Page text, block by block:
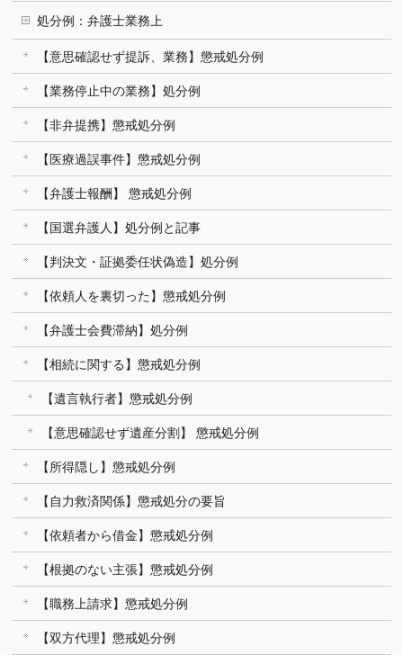
処分例：弁護士業務上
【意思確認せず提訴、業務】懲戒処分例
【業務停止中の業務】処分例
【非弁提携】懲戒処分例
【医療過誤事件】懲戒処分例
【弁護士報酬】 懲戒処分例
【国選弁護人】処分例と記事
【判決文・証拠委任状偽造】処分例
【依頼人を裏切った】懲戒処分例
【弁護士会費滞納】処分例
【相続に関する】懲戒処分例
【遺言執行者】懲戒処分例
【意思確認せず遺産分割】 懲戒処分例
【所得隠し】懲戒処分例
【自力救済関係】懲戒処分の要旨
【依頼者から借金】懲戒処分例
【根拠のない主張】懲戒処分例
【職務上請求】懲戒処分例
【双方代理】懲戒処分例